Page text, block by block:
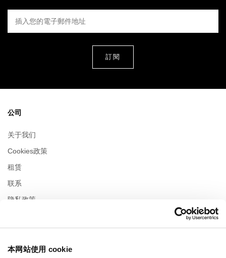
本网站使用 cookie
公司
关于我们
Cookies政策
租赁
联系
隐私政策
星期一